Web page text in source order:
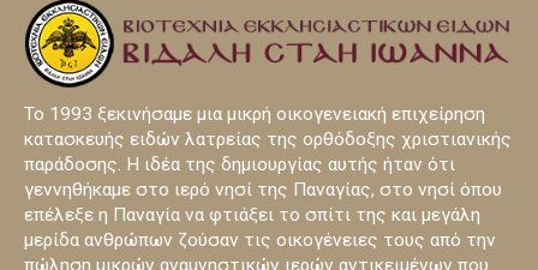
Το 1993 ξεκινήσαμε μια μικρή οικογενειακή επιχείρηση
κατασκευής ειδών λατρείας της ορθόδοξης χριστιανικής
παράδοσης. Η ιδέα της δημιουργίας αυτής ήταν ότι
γεννηθήκαμε στο ιερό νησί της Παναγίας, στο νησί όπου
επέλεξε η Παναγία να φτιάξει το σπίτι της και μεγάλη
μερίδα ανθρώπων ζούσαν τις οικογένειες τους από την
πώληση μικρών αναμνηστικών ιερών αντικειμένων που